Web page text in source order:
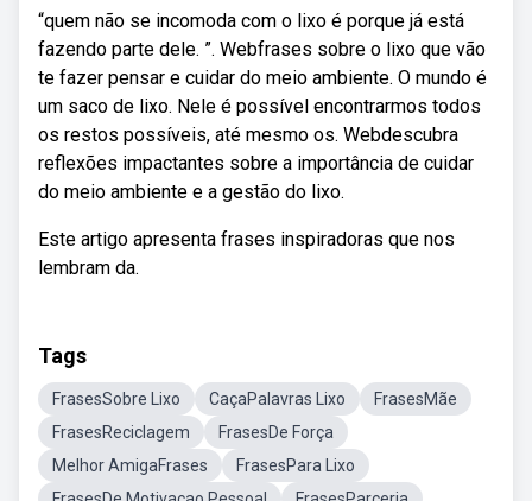
“quem não se incomoda com o lixo é porque já está
fazendo parte dele. ”. Webfrases sobre o lixo que vão
te fazer pensar e cuidar do meio ambiente. O mundo é
um saco de lixo. Nele é possível encontrarmos todos
os restos possíveis, até mesmo os. Webdescubra
reflexões impactantes sobre a importância de cuidar
do meio ambiente e a gestão do lixo.
Este artigo apresenta frases inspiradoras que nos
lembram da.
Tags
FrasesSobre Lixo CaçaPalavras Lixo
FrasesMãe
FrasesReciclagem
FrasesDe Força
Melhor AmigaFrases
FrasesPara Lixo